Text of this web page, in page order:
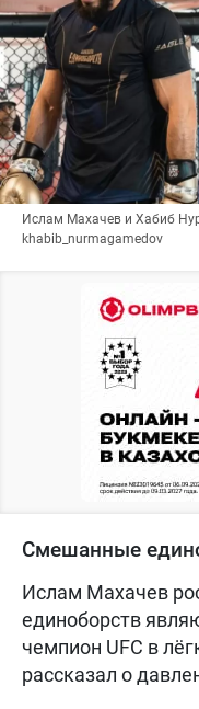
Ислам Махачев и Хабиб
khabib_nurmagamedov
Смешанные
Ислам Махачев
единоборств
чемпион UFC в
рассказал о